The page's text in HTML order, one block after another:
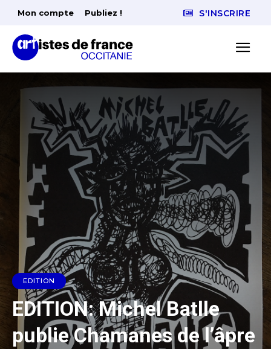
Mon compte Publiez ! S'INSCRIRE
EDITION
EDITION: Michel Batlle
publie Chamanes de l’âpre